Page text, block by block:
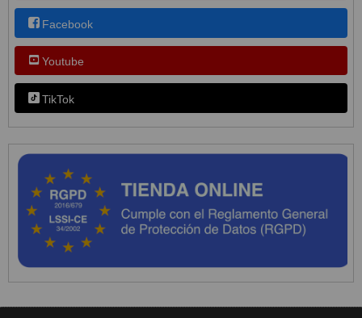
Facebook
Youtube
TikTok